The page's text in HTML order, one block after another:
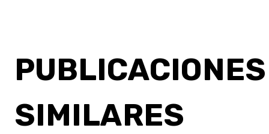
PUBLICACIONES
SIMILARES